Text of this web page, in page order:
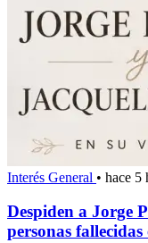
Interés General • hace 5
Despiden a Jorge
personas